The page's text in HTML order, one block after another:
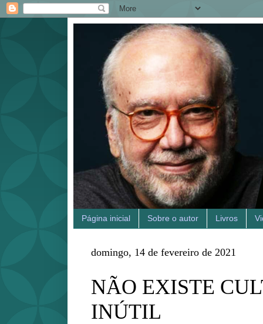
Página inicial Sobre o autor Livros
domingo, 14 de fevereiro de 2021
NÃO EXISTE
INÚTIL